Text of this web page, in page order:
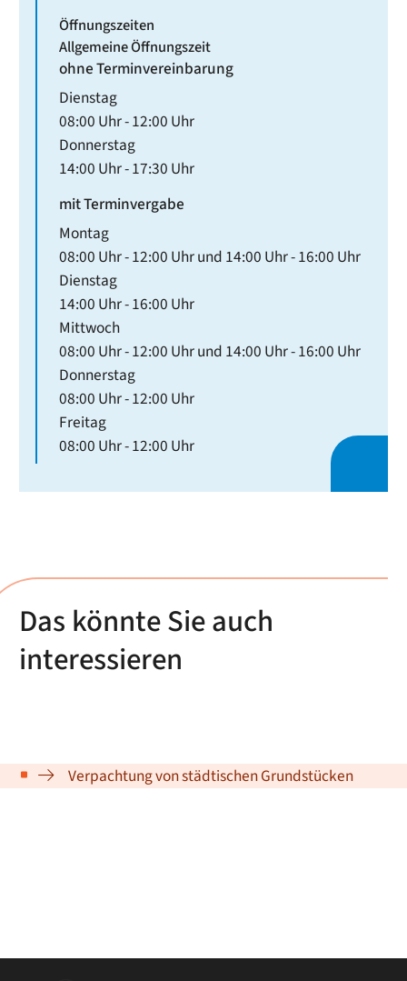
Öffnungszeiten
Allgemeine Öffnungszeit
ohne Terminvereinbarung
Dienstag
08:00 Uhr-12:00 Uhr
Donnerstag
14:00 Uhr-17:30 Uhr
mit Terminvergabe
Montag
08:00 Uhr-12:00 Uhrund 14:00 Uhr-16:00 Uhr
Dienstag
14:00 Uhr-16:00 Uhr
Mittwoch
08:00 Uhr-12:00 Uhrund 14:00 Uhr-16:00 Uhr
Donnerstag
08:00 Uhr-12:00 Uhr
Freitag
08:00 Uhr-12:00 Uhr
Das könnte Sie auch
interessieren
Verpachtung von städtischen Grundstücken